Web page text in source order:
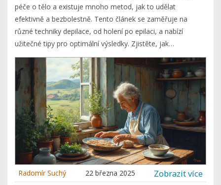
péče o tělo a existuje mnoho metod, jak to udělat
efektivně a bezbolestně. Tento článek se zaměřuje na
různé techniky depilace, od holení po epilaci, a nabízí
užitečné tipy pro optimální výsledky. Zjistěte, jak
předcházet podráždění pokožky, a seznamte se s
některými méně známými fakty. Naučte se, jak si vybrat
nejlepší způsob pro vaše potřeby a typ pokožky.
Radomír Suchý 22 března 2025 Zobrazit více